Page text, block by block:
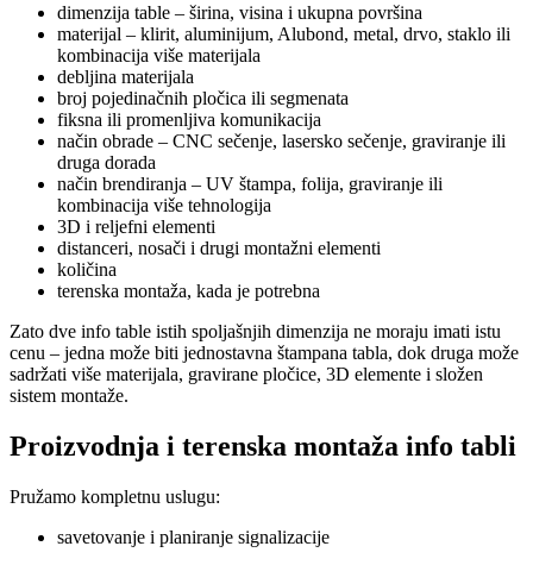
dimenzija table – širina, visina i ukupna površina
materijal – klirit, aluminijum, Alubond, metal, drvo, staklo ili
kombinacija više materijala
debljina materijala
broj pojedinačnih pločica ili segmenata
fiksna ili promenljiva komunikacija
način obrade – CNC sečenje, lasersko sečenje, graviranje ili
druga dorada
način brendiranja – UV štampa, folija, graviranje ili
kombinacija više tehnologija
3D i reljefni elementi
distanceri, nosači i drugi montažni elementi
količina
terenska montaža, kada je potrebna
Zato dve info table istih spoljašnjih dimenzija ne moraju imati istu
cenu – jedna može biti jednostavna štampana tabla, dok druga može
sadržati više materijala, gravirane pločice, 3D elemente i složen
sistem montaže.
Proizvodnja i terenska montaža info tabli
Pružamo kompletnu uslugu:
savetovanje i planiranje signalizacije